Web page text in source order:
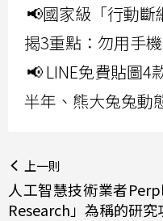
📢國家級「行動斷
揭3重點：勿用手
📢 LINE免費貼圖4
半年、熊大兔兔動
上一則
人工智慧技術業者
Research」為稱的研究